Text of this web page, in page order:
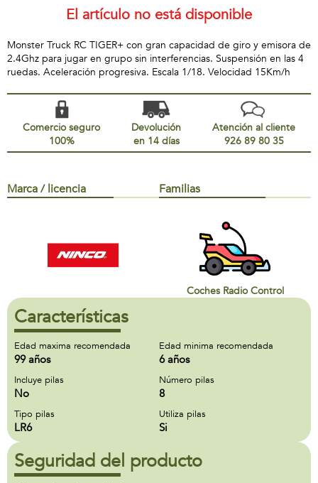
El artículo no está disponible
Monster Truck RC TIGER+ con gran capacidad de giro y emisora de
2.4Ghz para jugar en grupo sin interferencias. Suspensión en las 4
ruedas. Aceleración progresiva. Escala 1/18. Velocidad 15Km/h
Comercio seguro
100%
Devolución
en 14 días
Atención al cliente
926 89 80 35
Marca / licencia Familias
Coches Radio Control
Características
Edad maxima recomendada
99 años
Edad minima recomendada
6 años
Incluye pilas
No
Número pilas
8
Tipo pilas
LR6
Utiliza pilas
Si
Seguridad del producto